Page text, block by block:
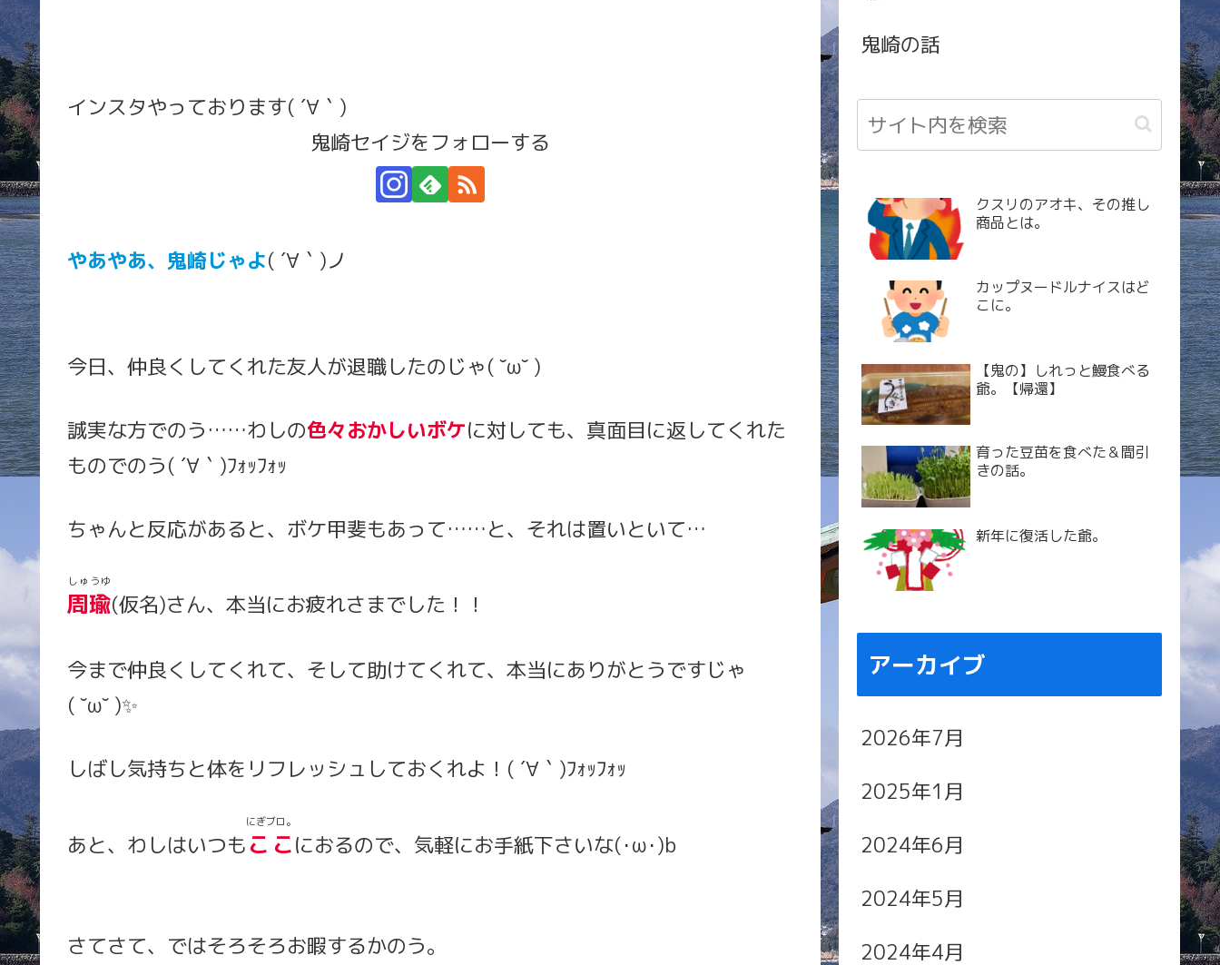
インスタやっております( ´∀｀)
鬼崎セイジをフォローする
やあやあ、鬼崎じゃよ( ´∀｀)ノ
今日、仲良くしてくれた友人が退職したのじゃ( ˘ω˘ )
誠実な方でのう……わしの色々おかしいボケに対しても、真面目に返してくれた
ものでのう( ´∀｀)ﾌｫｯﾌｫｯ
ちゃんと反応があると、ボケ甲斐もあって……と、それは置いといて…
周瑜
しゅうゆ
(仮名)さん、本当にお疲れさまでした！！
今まで仲良くしてくれて、そして助けてくれて、本当にありがとうですじゃ
( ˘ω˘ )✨
しばし気持ちと体をリフレッシュしておくれよ！( ´∀｀)ﾌｫｯﾌｫｯ
あと、わしはいつもここ
にぎブロ。
におるので、気軽にお手紙下さいな(･ω･)b
さてさて、ではそろそろお暇するかのう。
鬼崎の話
クスリのアオキ、その推し
商品とは。
カップヌードルナイスはど
こに。
【鬼の】しれっと鰻食べる
爺。【帰還】
育った豆苗を食べた＆間引
きの話。
新年に復活した爺。
アーカイブ
2026年7月
2025年1月
2024年6月
2024年5月
2024年4月